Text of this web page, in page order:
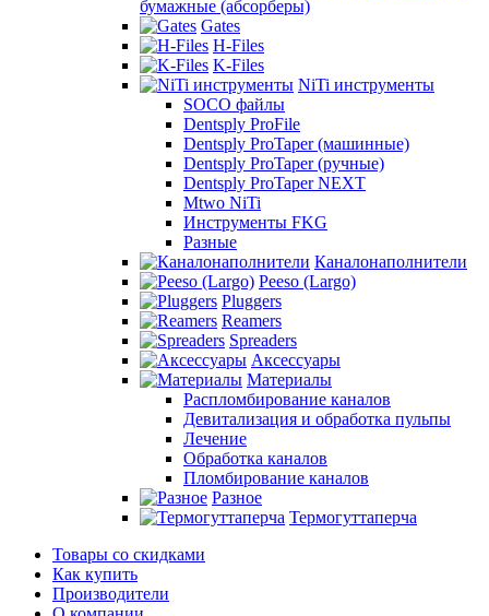
бумажные (абсорберы)
Gates
H-Files
K-Files
NiTi инструменты
SOCO файлы
Dentsply ProFile
Dentsply ProTaper (машинные)
Dentsply ProTaper (ручные)
Dentsply ProTaper NEXT
Mtwo NiTi
Инструменты FKG
Разные
Каналонаполнители
Peeso (Largo)
Pluggers
Reamers
Spreaders
Аксессуары
Материалы
Распломбирование каналов
Девитализация и обработка пульпы
Лечение
Обработка каналов
Пломбирование каналов
Разное
Термогуттаперча
Товары со скидками
Как купить
Производители